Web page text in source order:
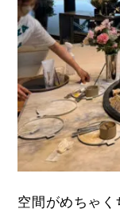
空間がめちゃ